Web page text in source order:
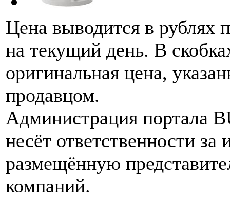
Цена выводится в рублях
на текущий день. В
оригинальная цена,
продавцом.
Администрация портала
несёт ответственности
размещённую
компаний.